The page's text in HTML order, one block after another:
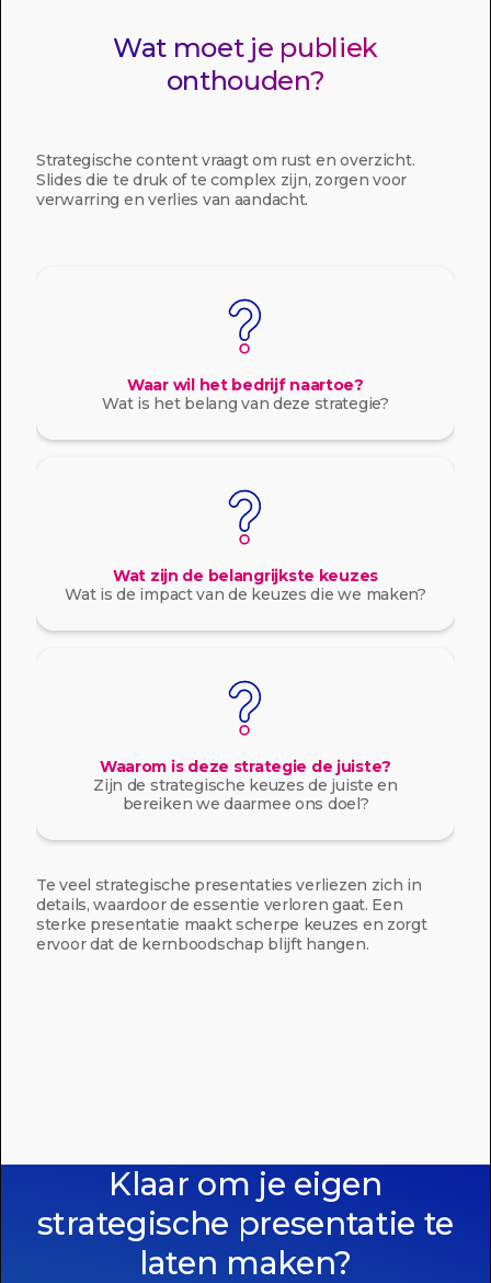
Wat moet je publiek
onthouden?
Strategische content vraagt om rust en overzicht.
Slides die te druk of te complex zijn, zorgen voor
verwarring en verlies van aandacht.
Waar wil het bedrijf naartoe?
Wat is het belang van deze strategie?
Wat zijn de belangrijkste keuzes
Wat is de impact van de keuzes die we maken?
Waarom is deze strategie de juiste?
Zijn de strategische keuzes de juiste en
bereiken we daarmee ons doel?
Te veel strategische presentaties verliezen zich in
details, waardoor de essentie verloren gaat. Een
sterke presentatie maakt scherpe keuzes en zorgt
ervoor dat de kernboodschap blijft hangen.
Klaar om je eigen
strategische presentatie te
laten maken?